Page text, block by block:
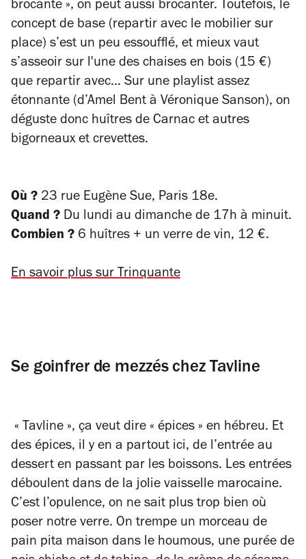
brocante », on peut aussi brocanter. Toutefois, le
concept de base (repartir avec le mobilier sur
place) s’est un peu essoufflé, et mieux vaut
s’asseoir sur l'une des chaises en bois (15 €)
que repartir avec… Sur une playlist assez
étonnante (d’Amel Bent à Véronique Sanson), on
déguste donc huîtres de Carnac et autres
bigorneaux et crevettes.
Où ? 23 rue Eugène Sue, Paris 18e.
Quand ? Du lundi au dimanche de 17h à minuit.
Combien ? 6 huîtres + un verre de vin, 12 €.
En savoir plus sur Trinquante
Se goinfrer de mezzés chez Tavline
« Tavline », ça veut dire « épices » en hébreu. Et
des épices, il y en a partout ici, de l’entrée au
dessert en passant par les boissons. Les entrées
déboulent dans de la jolie vaisselle marocaine.
C’est l’opulence, on ne sait plus trop bien où
poser notre verre. On trempe un morceau de
pain pita maison dans le houmous, une purée de